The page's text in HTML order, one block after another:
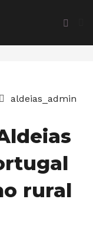
aldeias_admin
rural